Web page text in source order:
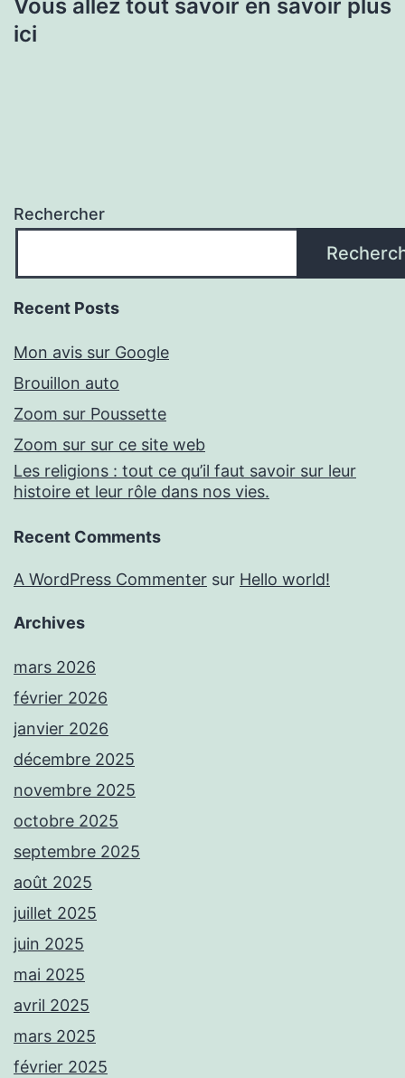
Vous allez tout savoir en savoir plus
ici
Rechercher
Recent Posts
Mon avis sur Google
Brouillon auto
Zoom sur Poussette
Zoom sur sur ce site web
Les religions : tout ce qu’il faut savoir sur leur
histoire et leur rôle dans nos vies.
Recent Comments
A WordPress Commenter sur Hello world!
Archives
mars 2026
février 2026
janvier 2026
décembre 2025
novembre 2025
octobre 2025
septembre 2025
août 2025
juillet 2025
juin 2025
mai 2025
avril 2025
mars 2025
février 2025